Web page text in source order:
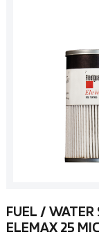
FUEL / WATER
ELEMAX 25